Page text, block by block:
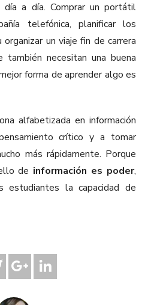
día a día. Comprar un portátil
telefónica, planificar los
un viaje fin de carrera
también necesitan una buena
forma de aprender algo es
alfabetizada en información
crítico y a tomar
más rápidamente. Porque
de información es poder,
estudiantes la capacidad de